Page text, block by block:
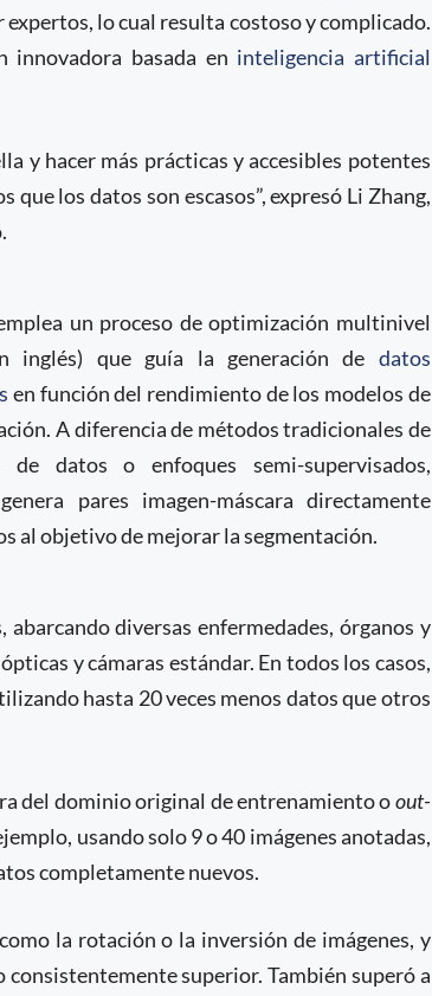
lo cual resulta costoso y complicado.
innovadora basada en inteligencia artificial
y hacer más prácticas y accesibles potentes
los datos son escasos”, expresó Li Zhang,
un proceso de optimización multinivel
inglés) que guía la generación de datos
en función del rendimiento de los modelos de
A diferencia de métodos tradicionales de
de datos o enfoques semi-supervisados,
pares imagen-máscara directamente
al objetivo de mejorar la segmentación.
diversas enfermedades, órganos y
y cámaras estándar. En todos los casos,
hasta 20 veces menos datos que otros
del dominio original de entrenamiento oout-
usando solo 9 o 40 imágenes anotadas,
completamente nuevos.
la rotación o la inversión de imágenes, y
superior. También superó a